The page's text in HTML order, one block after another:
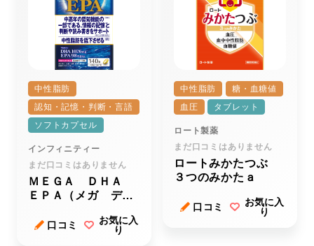
中性脂肪
認知・記憶・判断・言語
ソフトカプセル
インフィニティー
まだ口コミはありません
ＭＥＧＡ ＤＨＡ
ＥＰＡ（メガ ディ
ピーエー）
口コミ
お気に入
り
中性脂肪
糖・血糖値
血圧
タブレット
ロート製薬
まだ口コミはありません
ロートみかたつぶ
３つのみかたａ
口コミ
お気に入
り